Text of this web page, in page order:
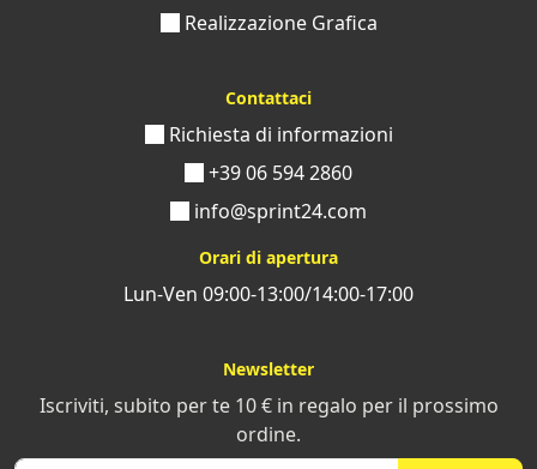
Realizzazione Grafica
Contattaci
Richiesta di informazioni
+39 06 594 2860
info@sprint24.com
Orari di apertura
Lun-Ven 09:00-13:00/14:00-17:00
Newsletter
Iscriviti, subito per te 10 € in regalo per il prossimo
ordine.